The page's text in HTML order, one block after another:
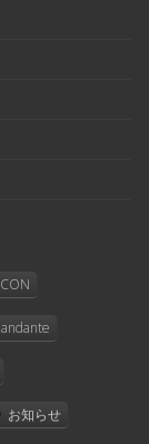
お知らせ